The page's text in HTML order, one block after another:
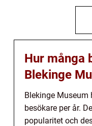
Hur många
Blekinge
Blekinge Museum
besökare per år.
popularitet och